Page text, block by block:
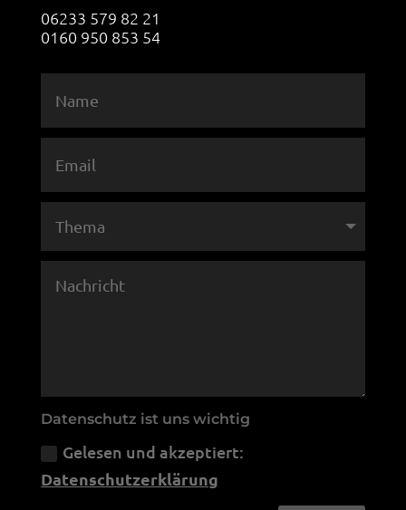
06233 579 82 21
0160 950 853 54
Datenschutz ist uns wichtig
Gelesen und akzeptiert:
Datenschutzerklärung